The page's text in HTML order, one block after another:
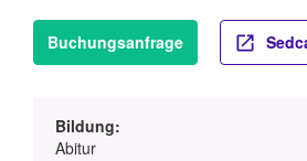
Buchungsanfrage
Bildung:
Abitur